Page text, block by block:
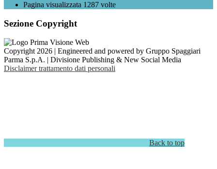
Pagina visualizzata 1287 volte
Sezione Copyright
Copyright 2026 | Engineered and powered by Gruppo Spaggiari
Parma S.p.A. | Divisione Publishing & New Social Media
Disclaimer trattamento dati personali
Back to top